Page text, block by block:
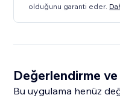
olduğunu garanti eder.
Değerlendirme
Bu uygulama henüz